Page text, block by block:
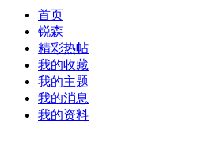
首页
锐森
精彩热帖
我的收藏
我的主题
我的消息
我的资料